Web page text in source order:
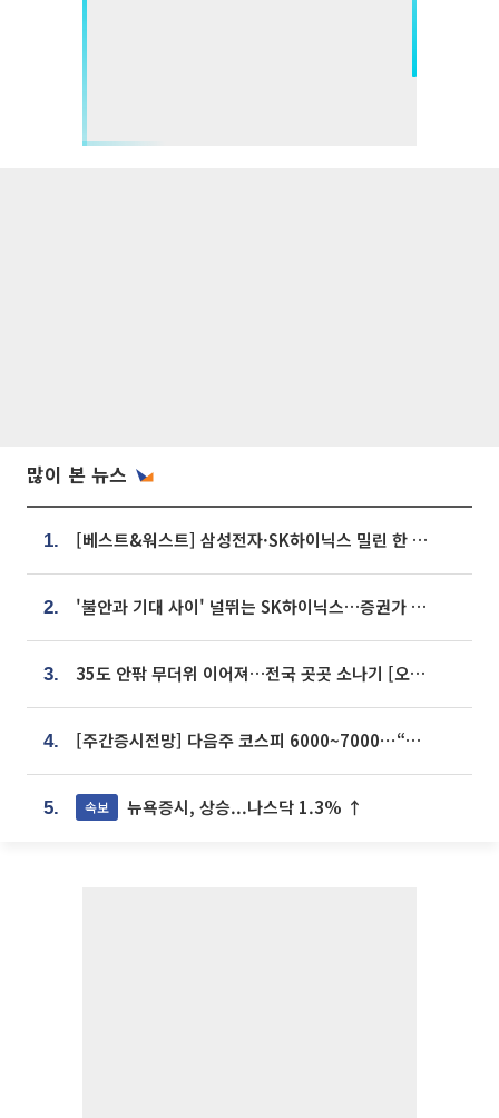
많이 본 뉴스
1. [베스트&워스트] 삼성전자·SK하이닉스 밀린 한 주…상상인증권은 85% 급등
2. '불안과 기대 사이' 널뛰는 SK하이닉스…증권가 "HBM4·LTA 기반 펀터멘털 견고"
3. 35도 안팎 무더위 이어져…전국 곳곳 소나기 [오늘 날씨]
4. [주간증시전망] 다음주 코스피 6000~7000⋯“外人 수급은 정책이 변수”
5. 속보 뉴욕증시, 상승...나스닥 1.3% ↑